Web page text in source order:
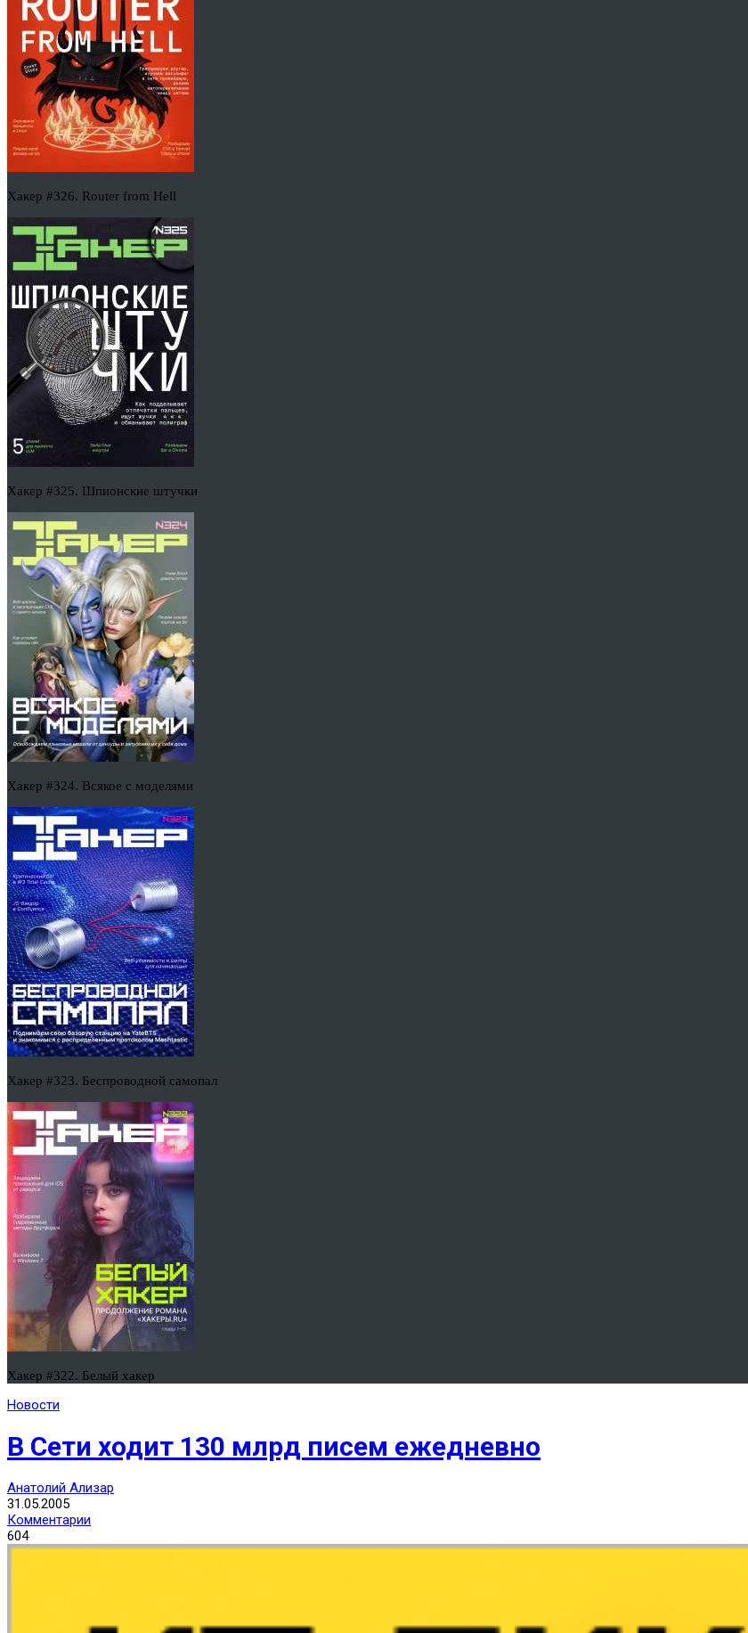
Хакер #326. Router from Hell
Хакер #325. Шпионские штучки
Хакер #324. Всякое с моделями
Хакер #323. Беспроводной самопал
Хакер #322. Белый хакер
Новости
В Сети ходит 130 млрд писем ежедневно
Анатолий Ализар
31.05.2005
Комментарии
604